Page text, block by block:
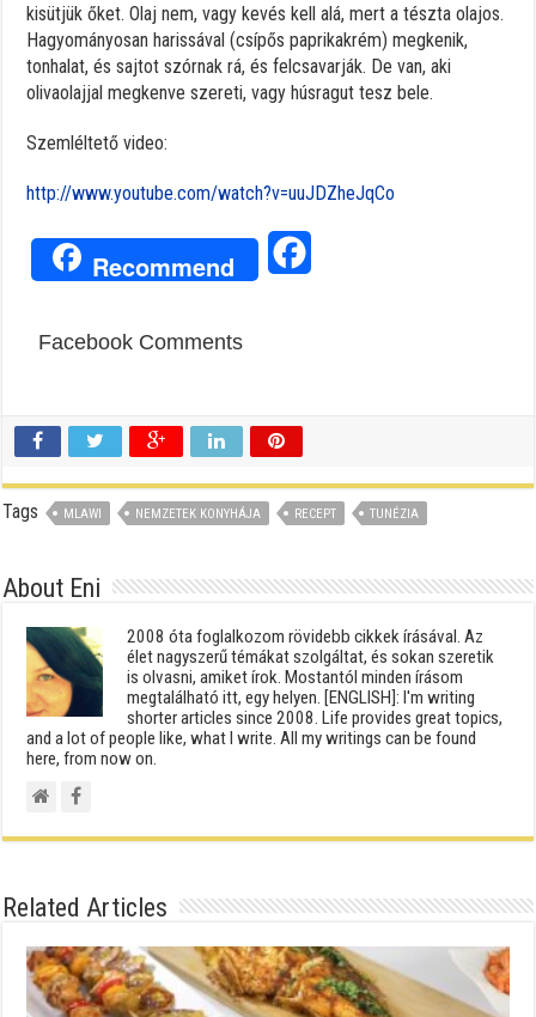
kisütjük őket. Olaj nem, vagy kevés kell alá, mert a tészta olajos.
Hagyományosan harissával (csípős paprikakrém) megkenik,
tonhalat, és sajtot szórnak rá, és felcsavarják. De van, aki
olivaolajjal megkenve szereti, vagy húsragut tesz bele.
Szemléltető video:
http://www.youtube.com/watch?v=uuJDZheJqCo
Recommend
Facebook Comments
Tags MLAWI NEMZETEK KONYHÁJA RECEPT TUNÉZIA
About Eni
2008 óta foglalkozom rövidebb cikkek írásával. Az
élet nagyszerű témákat szolgáltat, és sokan szeretik
is olvasni, amiket írok. Mostantól minden írásom
megtalálható itt, egy helyen. [ENGLISH]: I'm writing
shorter articles since 2008. Life provides great topics,
and a lot of people like, what I write. All my writings can be found
here, from now on.
Related Articles